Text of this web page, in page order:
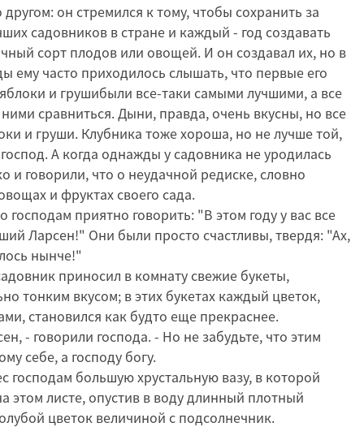
он стремился к тому, чтобы сохранить за
садовников в стране и каждый - год создавать
сорт плодов или овощей. И он создавал их, но в
ему часто приходилось слышать, что первые его
и грушибыли все-таки самыми лучшими, а все
сравниться. Дыни, правда, очень вкусны, но все
и груши. Клубника тоже хороша, но не лучше той,
А когда однажды у садовника не уродилась
и говорили, что о неудачной редиске, словно
и фруктах своего сада.
приятно говорить: "В этом году у вас все
Ларсен!" Они были просто счастливы, твердя: "Ах,
нынче!"
приносил в комнату свежие букеты,
тонким вкусом; в этих букетах каждый цветок,
становился как будто еще прекраснее.
- говорили господа. - Но не забудьте, что этим
себе, а господу богу.
большую хрустальную вазу, в которой
этом листе, опустив в воду длинный плотный
цветок величиной с подсолнечник.